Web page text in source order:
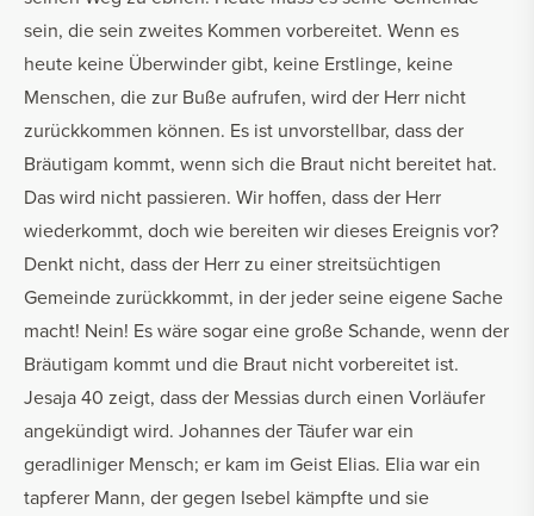
sein, die sein zweites Kommen vorbereitet. Wenn es
heute keine Überwinder gibt, keine Erstlinge, keine
Menschen, die zur Buße aufrufen, wird der Herr nicht
zurückkommen können. Es ist unvorstellbar, dass der
Bräutigam kommt, wenn sich die Braut nicht bereitet hat.
Das wird nicht passieren. Wir hoffen, dass der Herr
wiederkommt, doch wie bereiten wir dieses Ereignis vor?
Denkt nicht, dass der Herr zu einer streitsüchtigen
Gemeinde zurückkommt, in der jeder seine eigene Sache
macht! Nein! Es wäre sogar eine große Schande, wenn der
Bräutigam kommt und die Braut nicht vorbereitet ist.
Jesaja 40 zeigt, dass der Messias durch einen Vorläufer
angekündigt wird. Johannes der Täufer war ein
geradliniger Mensch; er kam im Geist Elias. Elia war ein
tapferer Mann, der gegen Isebel kämpfte und sie